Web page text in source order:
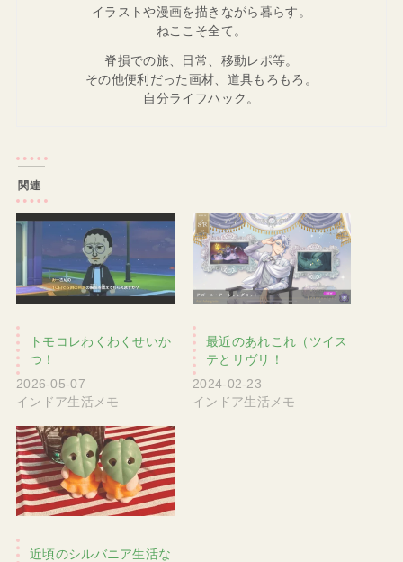
イラストや漫画を描きながら暮らす。
ねここそ全て。
脊損での旅、日常、移動レポ等。
その他便利だった画材、道具もろもろ。
自分ライフハック。
関連
トモコレわくわくせいか
つ！
2026-05-07
インドア生活メモ
最近のあれこれ（ツイス
テとリヴリ！
2024-02-23
インドア生活メモ
近頃のシルバニア生活な